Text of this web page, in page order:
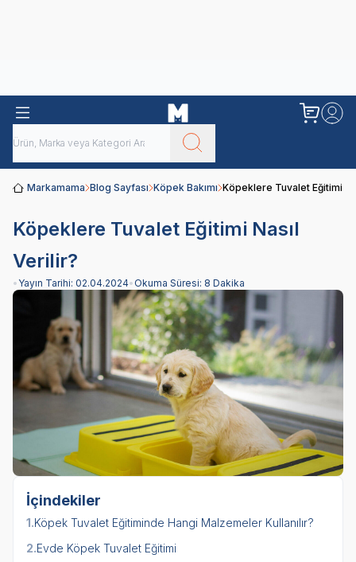
Markamama Blog Sayfası Köpek Bakımı Köpeklere Tuvalet Eğitimi
Köpeklere Tuvalet Eğitimi Nasıl
Verilir?
• Yayın Tarihi: 02.04.2024•Okuma Süresi: 8 Dakika
İçindekiler
1.Köpek Tuvalet Eğitiminde Hangi Malzemeler Kullanılır?
2.Evde Köpek Tuvalet Eğitimi